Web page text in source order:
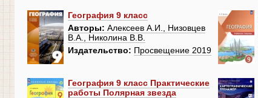
География 9 класс
Авторы: Алексеев А.И., Низовцев
В.А., Николина В.В.
Издательство: Просвещение 2019
География 9 класс Практические
работы Полярная звезда